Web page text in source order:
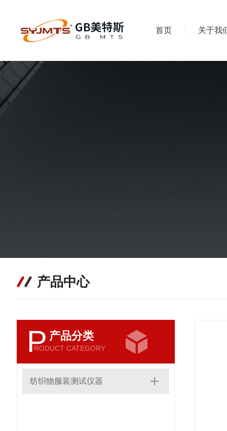
首页 关于我
产品中心
P 产品分类
RODUCT CATEGORY
纺织物服装测试仪器